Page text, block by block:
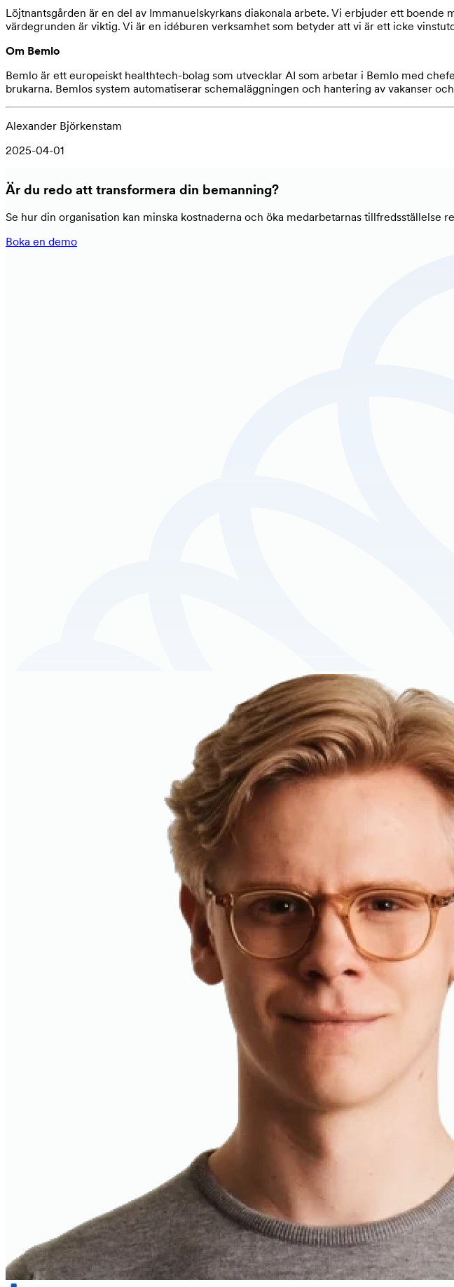
Löjtnantsgården är en del av Immanuelskyrkans diakonala arbete. Vi erbjuder ett
värdegrunden är viktig. Vi är en idéburen verksamhet som betyder att vi är ett icke
Om Bemlo
Bemlo är ett europeiskt healthtech-bolag som utvecklar AI som arbetar i Bemlo med
brukarna. Bemlos system automatiserar schemaläggningen och hantering av vakanser
Alexander Björkenstam
2025-04-01
Är du redo att transformera din bemanning?
Se hur din organisation kan minska kostnaderna och öka medarbetarnas tillfredsställelse
Boka en demo